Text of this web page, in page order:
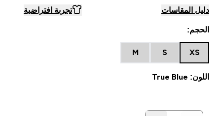
دليل المقاسات تجربة افتراضية
الحجم:
XS
S
M
اللون: True Blue